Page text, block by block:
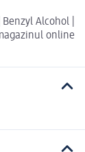
Alcohol |
online